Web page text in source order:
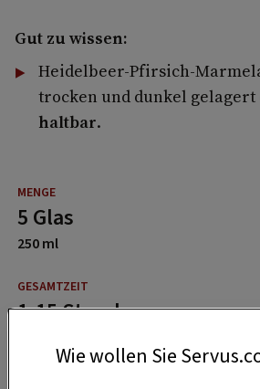
Gut zu wissen:
Heidelbeer-Pfirsich-
trocken und dunkel gelagert
haltbar.
5 Glas
250 ml
1:15 Stunden
Wie wollen Sie